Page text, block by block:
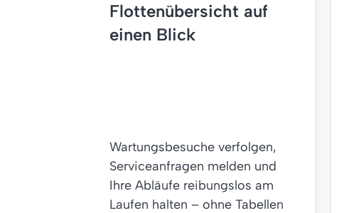
Flottenübersicht auf
einen Blick
Wartungsbesuche verfolgen,
Serviceanfragen melden und
Ihre Abläufe reibungslos am
Laufen halten – ohne Tabellen